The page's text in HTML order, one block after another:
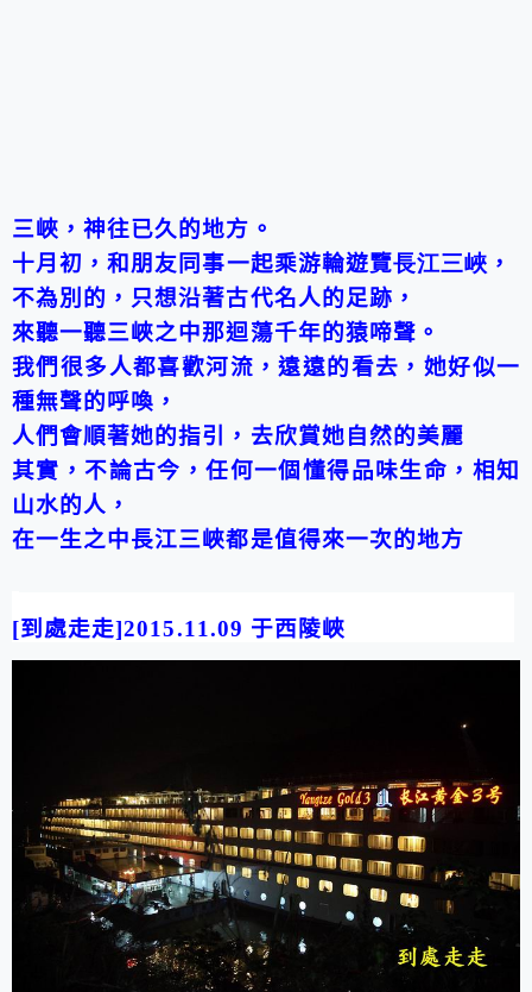
三峽，神往已久的地方。
十月初 ，和朋友同事一起乘游輪遊覽長江三峽 ，
不為別的，只想沿著古代名人的足跡，
來聽一聽三峽之中那迴蕩千年的猿啼聲。
我們很多人都喜歡河流，遠遠的看去，她好似一
種無聲的呼喚，
人們會順著她的指引，去欣賞她自然的美麗
其實，不論古今，任何一個懂得品味生命，相知
山水的人，
在一生之中長江三峽都是值得來一次的地方
[到處走走]2015.11.09 于西陵峽